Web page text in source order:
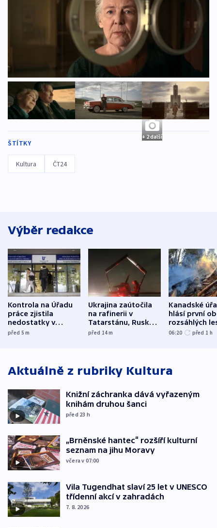
+ 2 další
ŠTÍTKY
Kultura ČT24
Výběr redakce
Kontrola na Úřadu
práce zjistila
nedostatky v
účetnictví za 5,6
před 5m
Ukrajina zaútočila
na rafinerii v
Tatarstánu, Rusko
bombardovalo
před 14m
Kanadské
hlásí první
rozsáhlých
požárů
06:20 před 1 h
Aktuálně z rubriky Kultura
Knižní záchranka dává vyřazeným
knihám druhou šanci
před 23 h
„Brněnské hantec“ rozšíří kulturní
seznam na jihu Moravy
včera v 07:00
Vila Tugendhat slaví 25 let v UNESCO
třídenní akcí v zahradách
7. 8. 2026